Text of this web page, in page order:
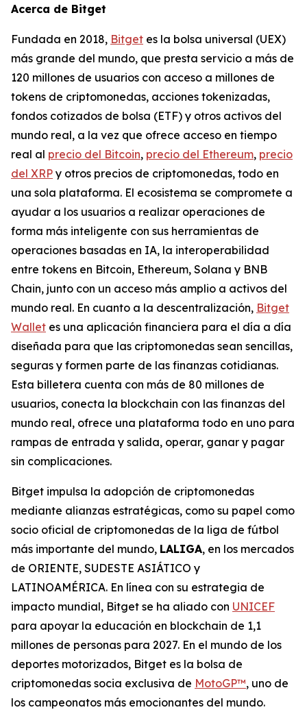
Acerca de Bitget
Fundada en 2018, Bitget es la bolsa universal (UEX)
más grande del mundo, que presta servicio a más de
120 millones de usuarios con acceso a millones de
tokens de criptomonedas, acciones tokenizadas,
fondos cotizados de bolsa (ETF) y otros activos del
mundo real, a la vez que ofrece acceso en tiempo
real al precio del Bitcoin, precio del Ethereum, precio
del XRP y otros precios de criptomonedas, todo en
una sola plataforma. El ecosistema se compromete a
ayudar a los usuarios a realizar operaciones de
forma más inteligente con sus herramientas de
operaciones basadas en IA, la interoperabilidad
entre tokens en Bitcoin, Ethereum, Solana y BNB
Chain, junto con un acceso más amplio a activos del
mundo real. En cuanto a la descentralización, Bitget
Wallet es una aplicación financiera para el día a día
diseñada para que las criptomonedas sean sencillas,
seguras y formen parte de las finanzas cotidianas.
Esta billetera cuenta con más de 80 millones de
usuarios, conecta la blockchain con las finanzas del
mundo real, ofrece una plataforma todo en uno para
rampas de entrada y salida, operar, ganar y pagar
sin complicaciones.
Bitget impulsa la adopción de criptomonedas
mediante alianzas estratégicas, como su papel como
socio oficial de criptomonedas de la liga de fútbol
más importante del mundo, LALIGA, en los mercados
de ORIENTE, SUDESTE ASIÁTICO y
LATINOAMÉRICA. En línea con su estrategia de
impacto mundial, Bitget se ha aliado con UNICEF
para apoyar la educación en blockchain de 1,1
millones de personas para 2027. En el mundo de los
deportes motorizados, Bitget es la bolsa de
criptomonedas socia exclusiva de MotoGP™, uno de
los campeonatos más emocionantes del mundo.